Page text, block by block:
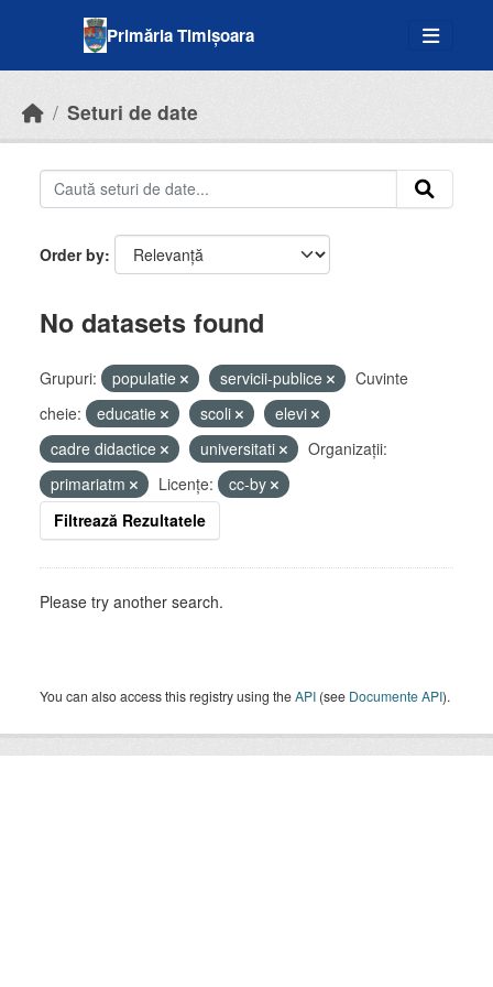
Primăria Timișoara
Seturi de date
Order by
No datasets found
Grupuri: populatie servicii-publice
Cuvinte
cheie:
educatie scoli
elevi
cadre didactice
universitati
Organizații:
primariatm
Licenţe:
cc-by
Filtrează Rezultatele
Please try another search.
You can also access this registry using theAPI (see Documente API).